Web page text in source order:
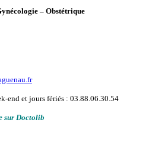
– Obstétrique
end et jours fériés : 03.88.06.30.54
sur Doctolib